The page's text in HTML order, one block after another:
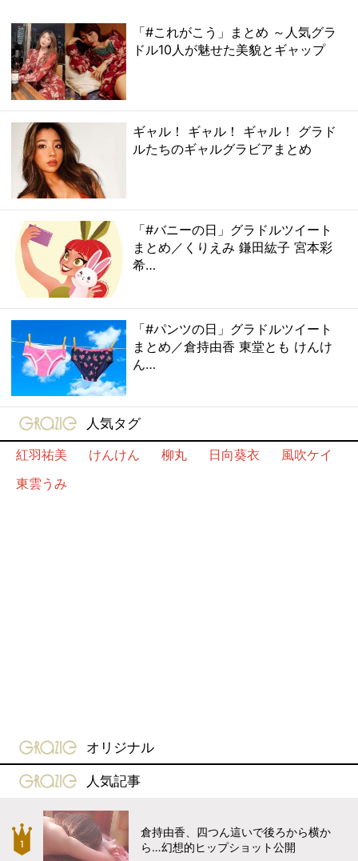
「#これがこう」まとめ ～人気グラ
ドル10人が魅せた美貌とギャップ
ギャル！ ギャル！ ギャル！ グラド
ルたちのギャルグラビアまとめ
「#バニーの日」グラドルツイート
まとめ／くりえみ 鎌田紘子 宮本彩
希…
「#パンツの日」グラドルツイート
まとめ／倉持由香 東堂とも けんけ
ん…
gravure-grazie
人気タグ
紅羽祐美
けんけん 柳丸 日向葵衣
風吹ケイ
東雲うみ
gravure-grazie
オリジナル
gravure-grazie
人気記事
倉持由香、四つん這いで後ろから横か
ら…幻想的ヒップショット公開